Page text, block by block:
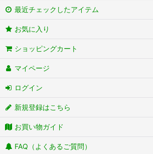
最近チェックしたアイテム
お気に入り
ショッピングカート
マイページ
ログイン
新規登録はこちら
お買い物ガイド
FAQ（よくあるご質問）